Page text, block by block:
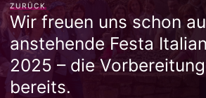
ZURÜCK
Wir freuen uns schon
anstehende Festa
2025 – die
bereits.